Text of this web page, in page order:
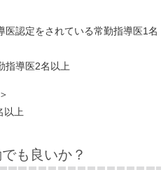
認定をされている常勤指導医1名
指導医2名以上
以上
も良いか？